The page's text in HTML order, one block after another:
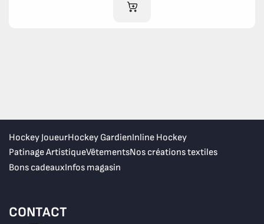
AJOUTER AU PANIER
Hockey JoueurHockey GardienInline Hockey
Patinage ArtistiqueVêtementsNos créations textiles
Bons cadeauxInfos magasin
CONTACT